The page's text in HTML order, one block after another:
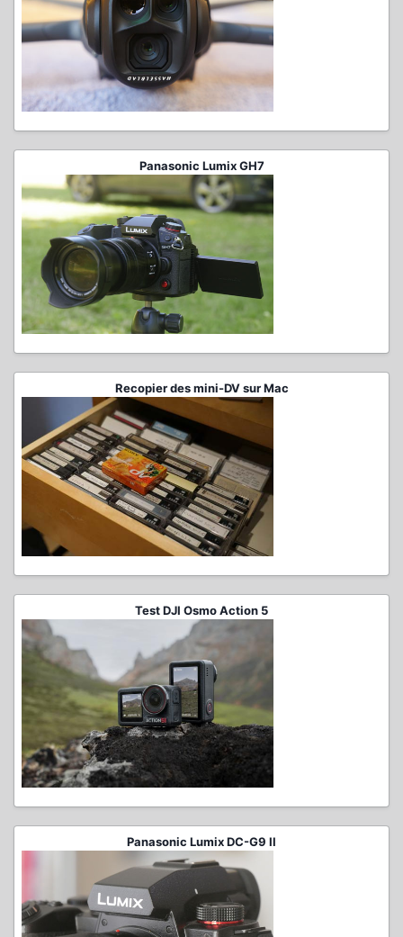
Panasonic Lumix GH7
Recopier des mini-DV sur Mac
Test DJI Osmo Action 5
Panasonic Lumix DC-G9 II